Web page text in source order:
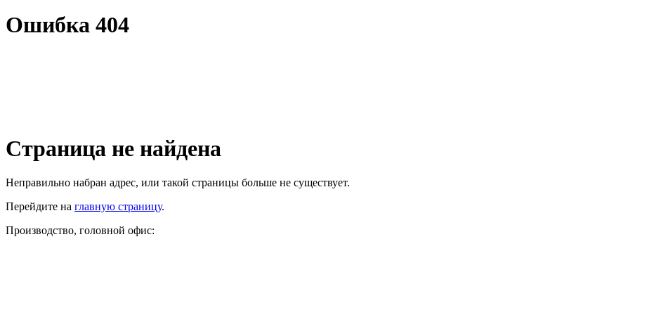
Ошибка 404
Страница не найдена
Неправильно набран адрес, или такой страницы больше не существует.
Перейдите на главную страницу.
Производство, головной офис: